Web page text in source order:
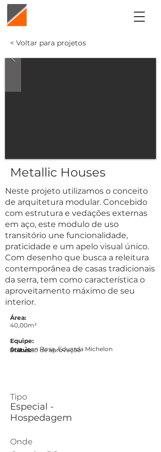
< Voltar para projetos
Metallic Houses
Neste projeto utilizamos o conceito
de arquitetura modular. Concebido
com estrutura e vedações externas
em aço, este modulo de uso
transitório une funcionalidade,
praticidade e um apelo visual único.
Com desenho que busca a releitura
contemporânea de casas tradicionais
da serra, tem como característica o
aproveitamento máximo de seu
interior.
Área:
40,00m²
Equipe:
Arq. Jean Rosa, Eduarda Michelon
Status:
Processo de aprovação
Tipo
Especial -
Hospedagem
Onde